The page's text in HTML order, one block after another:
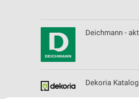
Deichmann -
Dekoria